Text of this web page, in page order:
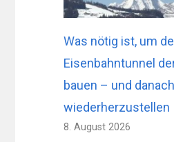
Was nötig ist, um
Eisenbahntunnel
bauen – und
wiederherzustellen
8. August 2026